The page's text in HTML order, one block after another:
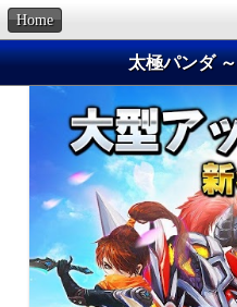
Home
太極パンダ